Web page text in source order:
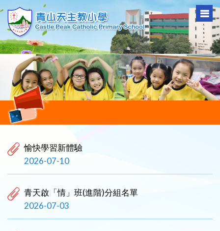
愉快學習新體驗
2026-07-10
青天啟「情」班(進階)分組名單
2026-07-03